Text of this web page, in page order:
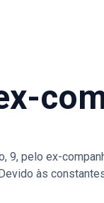
9, pelo ex-
às